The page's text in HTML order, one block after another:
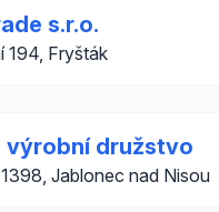
s.r.o.
194, Fryšták
výrobní družstvo
Jablonec nad Nisou